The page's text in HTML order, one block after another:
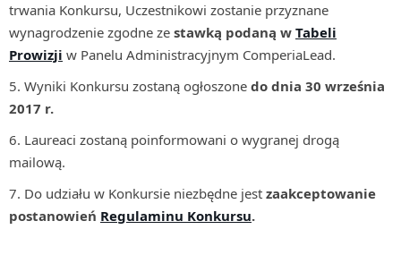
trwania Konkursu, Uczestnikowi zostanie przyznane
wynagrodzenie zgodne ze stawką podaną w Tabeli
Prowizji w Panelu Administracyjnym ComperiaLead.
Wyniki Konkursu zostaną ogłoszone do dnia 30 września
2017 r.
Laureaci zostaną poinformowani o wygranej drogą
mailową.
Do udziału w Konkursie niezbędne jest zaakceptowanie
postanowień Regulaminu Konkursu.